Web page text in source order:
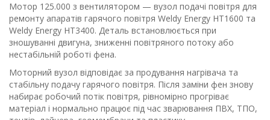
Мотор 125.000 з вентилятором — вузол подачі повітря для
ремонту апаратів гарячого повітря Weldy Energy HT1600 та
Weldy Energy HT3400. Деталь встановлюється при
зношуванні двигуна, зниженні повітряного потоку або
нестабільній роботі фена.
Моторний вузол відповідає за продування нагрівача та
стабільну подачу гарячого повітря. Після заміни фен знову
набирає робочий потік повітря, рівномірно прогріває
матеріал і нормально працює під час зварювання ПВХ, ТПО,